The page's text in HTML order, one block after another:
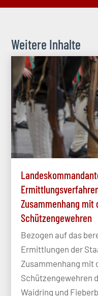
Weitere Inhalte
Zusammenhang mit
Schützengewehren
Bezogen auf das
Ermittlungen der
Zusammenhang mit
Schützengewehren
Waidring und